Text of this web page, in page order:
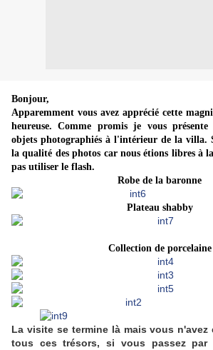
Bonjour,
Apparemment vous avez apprécié cette
heureuse. Comme promis je vous présente
objets photographiés à l'intérieur de la villa.
la qualité des photos car nous étions libres à
pas utiliser le flash.
Robe de la baronne
Plateau shabby
Collection de porcelaine
La visite se termine là mais vous
tous ces trésors, si vous passez par